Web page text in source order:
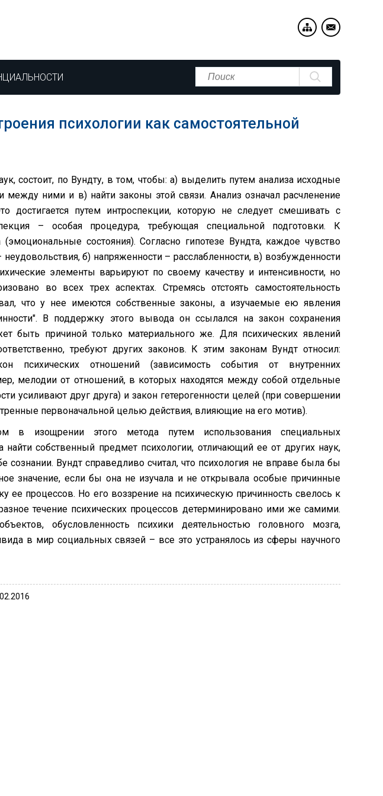
психологии как самостоятельной
состоит, по Вундту, в том, чтобы: а) выделить путем анализа исходные
между ними и в) найти законы этой связи. Анализ означал расчленение
достигается путем интроспекции, которую не следует смешивать с
– особая процедура, требующая специальной подготовки. К
(эмоциональные состояния). Согласно гипотезе Вундта, каждое чувство
б) напряженности – расслабленности, в) возбужденности
элементы варьируют по своему качеству и интенсивности, но
во всех трех аспектах. Стремясь отстоять самостоятельность
что у нее имеются собственные законы, а изучаемые ею явления
В поддержку этого вывода он ссылался на закон сохранения
быть причиной только материального же. Для психических явлений
требуют других законов. К этим законам Вундт относил:
психических отношений (зависимость события от внутренних
мелодии от отношений, в которых находятся между собой отдельные
усиливают друг друга) и закон гетерогенности целей (при совершении
первоначальной целью действия, влияющие на его мотив).
в изощрении этого метода путем использования специальных
собственный предмет психологии, отличающий ее от других наук,
Вундт справедливо считал, что психология не вправе была бы
значение, если бы она не изучала и не открывала особые причинные
ее процессов. Но его воззрение на психическую причинность свелось к
течение психических процессов детерминировано ими же самими.
обусловленность психики деятельностью головного мозга,
в мир социальных связей – все это устранялось из сферы научного